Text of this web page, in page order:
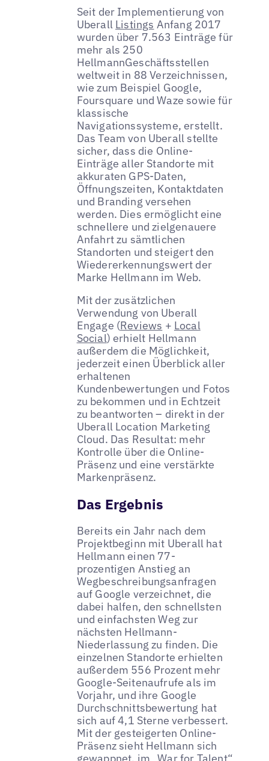
Seit der Implementierung von
Uberall Listings Anfang 2017
wurden über 7.563 Einträge für
mehr als 250
HellmannGeschäftsstellen
weltweit in 88 Verzeichnissen,
wie zum Beispiel Google,
Foursquare und Waze sowie für
klassische
Navigationssysteme, erstellt.
Das Team von Uberall stellte
sicher, dass die Online-
Einträge aller Standorte mit
akkuraten GPS-Daten,
Öffnungszeiten, Kontaktdaten
und Branding versehen
werden. Dies ermöglicht eine
schnellere und zielgenauere
Anfahrt zu sämtlichen
Standorten und steigert den
Wiedererkennungswert der
Marke Hellmann im Web.
Mit der zusätzlichen
Verwendung von Uberall
Engage (Reviews + Local
Social) erhielt Hellmann
außerdem die Möglichkeit,
jederzeit einen Überblick aller
erhaltenen
Kundenbewertungen und Fotos
zu bekommen und in Echtzeit
zu beantworten – direkt in der
Uberall Location Marketing
Cloud. Das Resultat: mehr
Kontrolle über die Online-
Präsenz und eine verstärkte
Markenpräsenz.
Das Ergebnis
Bereits ein Jahr nach dem
Projektbeginn mit Uberall hat
Hellmann einen 77-
prozentigen Anstieg an
Wegbeschreibungsanfragen
auf Google verzeichnet, die
dabei halfen, den schnellsten
und einfachsten Weg zur
nächsten Hellmann-
Niederlassung zu finden. Die
einzelnen Standorte erhielten
außerdem 556 Prozent mehr
Google-Seitenaufrufe als im
Vorjahr, und ihre Google
Durchschnittsbewertung hat
sich auf 4,1 Sterne verbessert.
Mit der gesteigerten Online-
Präsenz sieht Hellmann sich